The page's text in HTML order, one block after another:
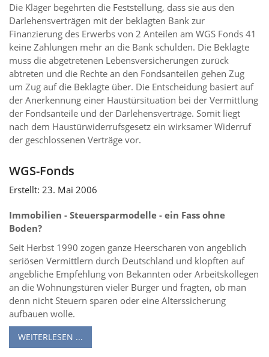
Die Kläger begehrten die Feststellung, dass sie aus den
Darlehensverträgen mit der beklagten Bank zur
Finanzierung des Erwerbs von 2 Anteilen am WGS Fonds 41
keine Zahlungen mehr an die Bank schulden. Die Beklagte
muss die abgetretenen Lebensversicherungen zurück
abtreten und die Rechte an den Fondsanteilen gehen Zug
um Zug auf die Beklagte über. Die Entscheidung basiert auf
der Anerkennung einer Haustürsituation bei der Vermittlung
der Fondsanteile und der Darlehensverträge. Somit liegt
nach dem Haustürwiderrufsgesetz ein wirksamer Widerruf
der geschlossenen Verträge vor.
WGS-Fonds
Erstellt: 23. Mai 2006
Immobilien - Steuersparmodelle - ein Fass ohne
Boden?
Seit Herbst 1990 zogen ganze Heerscharen von angeblich
seriösen Vermittlern durch Deutschland und klopften auf
angebliche Empfehlung von Bekannten oder Arbeitskollegen
an die Wohnungstüren vieler Bürger und fragten, ob man
denn nicht Steuern sparen oder eine Alterssicherung
aufbauen wolle.
WEITERLESEN ...